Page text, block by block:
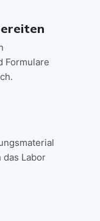
Formulare
das Labor